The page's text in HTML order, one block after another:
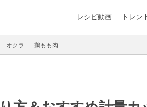
レシピ動画 トレン
オクラ 鶏もも肉